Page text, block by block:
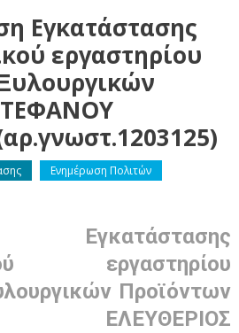
Εγκατάστασης
εργαστηρίου
Ενημέρωση Πολιτών
Εγκατάστασης
εργαστηρίου
Προϊόντων
ΕΛΕΥΘΕΡΙΟΣ